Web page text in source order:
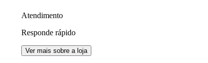
Atendimento
Responde rápido
Ver mais sobre a loja